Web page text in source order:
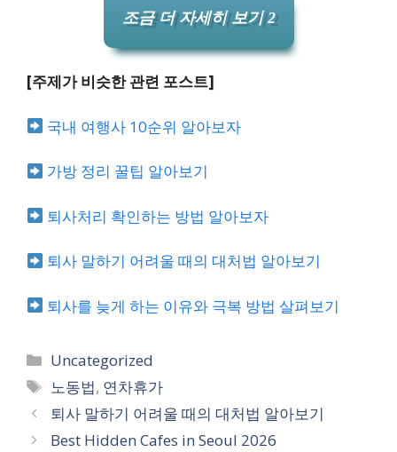
조금 더 자세히 보기 2
[주제가 비슷한 관련 포스트]
국내 여행사 10순위 알아보자
가방 정리 꿀팁 알아보기
퇴사처리 확인하는 방법 알아보자
퇴사 말하기 어려울 때의 대처법 알아보기
퇴사를 늦게 하는 이유와 극복 방법 살펴보기
카
테
리
Uncategorized
태
그
노동법, 연차휴가
퇴사 말하기 어려울 때의 대처법 알아보기
Best Hidden Cafes in Seoul 2026